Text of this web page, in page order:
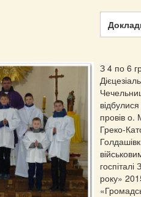
З 4 по 6
провів о.
Греко-
року»